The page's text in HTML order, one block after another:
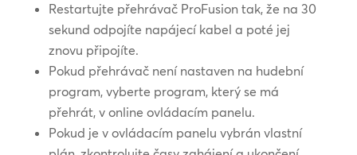
Restartujte přehrávač ProFusion tak, že na 30
sekund odpojíte napájecí kabel a poté jej
znovu připojíte.
Pokud přehrávač není nastaven na hudební
program, vyberte program, který se má
přehrát, v online ovládacím panelu.
Pokud je v ovládacím panelu vybrán vlastní